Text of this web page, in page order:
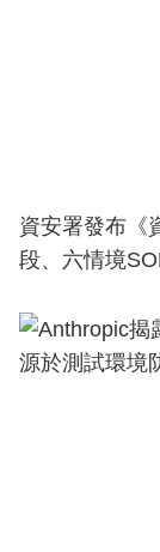
資安署發布《
段、六情境